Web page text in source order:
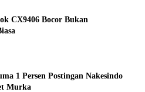
CX9406 Bocor Bukan
1 Persen Postingan Nakesindo
Murka